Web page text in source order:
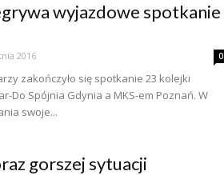
wyjazdowe spotkanie
2016 0
zakończyło się spotkanie 23 kolejki
Do Spójnia Gdynia a MKS-em Poznań. W
swoje...
gorszej sytuacji